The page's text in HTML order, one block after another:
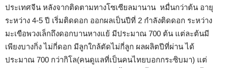
ประเทศจีน หลังจากติดตามทางโซเซียลมานาน หมื่นกว่าต้น อายุ
ระหว่าง 4-5 ปี เริ่มติดดอก ออกผลเป็นปีที่ 2 กำลังติดดอก ระหว่าง
มะเขือพวงเล็กถึงดอกบานหางแย้ มีประมาณ 700 ต้น แต่ละต้นมี
เพียงบางกิ่ง ไม่กี่ดอก มีลูกใกล้ตัดไม่กี่ลูก ผลผลิตปีที่ผ่าน ได้
ประมาณ 700 กว่ากิโล(คนดูแลที่เป็นคนไทยบอกกระซิบมา) แต่